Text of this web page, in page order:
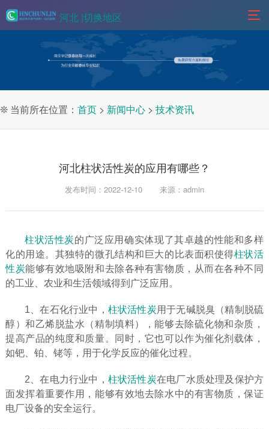
河北 |切换地区
❊ 当前所在位置： 首页 > 新闻中心 > 技术资讯
河北柱状活性炭的应用有哪些？
发布时间：2022-12-10 来源：admin
柱状活性炭的广泛应用确实体现了其卓越的性能和多样
化的用途。其独特的微孔结构和巨大的比表面积使得柱状活
性炭能够有效地吸附和去除各种有害物质，从而在各种不同
的工业、农业和生活领域得到广泛应用。
1、在石化行业中， 柱状活性炭用于无碱脱臭（精制脱硫
醇）和乙烯脱盐水（精制填料），能够去除硫化物和杂质，
提高产品的纯度和质量。同时，它也可以作为催化剂载体，
如钯、铂、铑等，用于化学反应的催化过程。
2、在电力行业中， 柱状活性炭在电厂水质处理及保护方
面发挥着重要作用，能够有效地去除水中的有害物质，保证
电厂设备的安全运行。